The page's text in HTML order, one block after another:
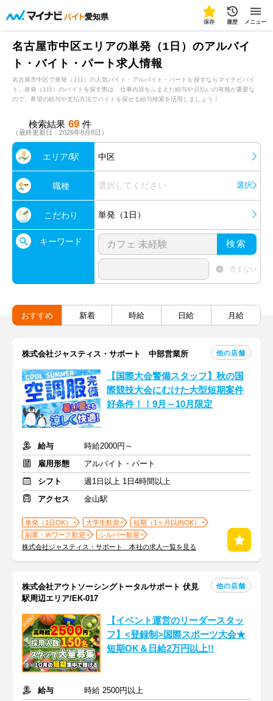
愛知県
保存 履歴 メニュー
名古屋市中区エリアの単発（1日）のアルバイ
ト・バイト・パート求人情報
名古屋市中区で単発（1日）の人気バイト・アルバイト・パートを探すならマイナビバイ
ト。単発（1日）のバイトを探す際は、仕事内容をふまえた給与や日払いの有無が重要な
ので、希望の給与や支払方法でバイトを探せる給与検索を活用しましょう！
検索結果 69 件
（最終更新日：2026年8月8日）
エリア/駅 中区
職種 選択してください 選択
こだわり 単発（1日）
キーワード 検索
含まない
おすすめ 新着 時給 日給 月給
株式会社ジャスティス・サポート 中部営業所 他の店舗
【国際大会警備スタッフ】秋の国
際競技大会にむけた大型短期案件
好条件！！9月～10月限定
給与
時給2000円～
雇用形態
アルバイト・パート
シフト
週1日以上 1日4時間以上
アクセス
金山駅
単発（1日OK） 大学生歓迎
短期（1ヶ月以内OK）
副業・Ｗワーク歓迎
シルバー歓迎
株式会社ジャスティス・サポート 本社の求人一覧を見る
株式会社アウトソーシングトータルサポート 伏見
駅周辺エリア/EK-017
他の店舗
【イベント運営のリーダースタッ
フ】<登録制>国際スポーツ大会★
短期OK＆日給2万円以上!!
給与
時給 2500円以上